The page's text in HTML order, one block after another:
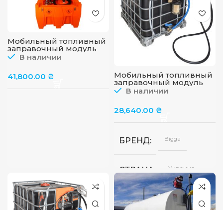
ТИП ПИСТОЛЕТА
ДЛИНА ШЛАНГА, М
Мобильный топливный
заправочный модуль
для ДТ на 480 л, 12 или
В наличии
41,800.00 ₴ Мобильный топливный
заправочный модуль
для ДТ на базе
В наличии
28,640.00 ₴
БРЕНД Bigga
СТРАНА Украина